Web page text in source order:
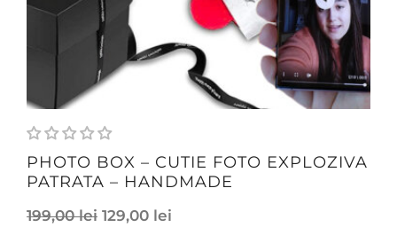
PHOTO BOX – CUTIE FOTO EXPLOZIVA
PATRATA – HANDMADE
199,00lei 129,00 lei